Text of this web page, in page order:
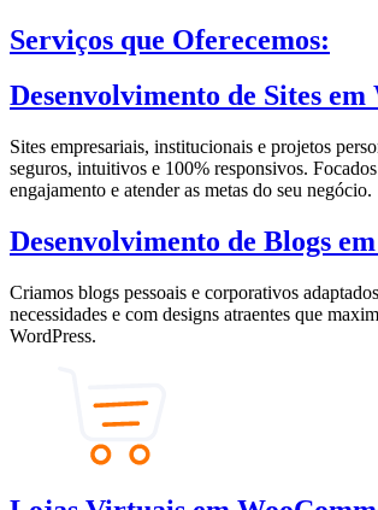
Serviços que Oferecemos:
Desenvolvimento de Sites em
Sites empresariais, institucionais e projetos
seguros, intuitivos e 100% responsivos.
engajamento e atender as metas do seu negócio.
Desenvolvimento de Blogs
Criamos blogs pessoais e corporativos
necessidades e com designs atraentes que
WordPress.